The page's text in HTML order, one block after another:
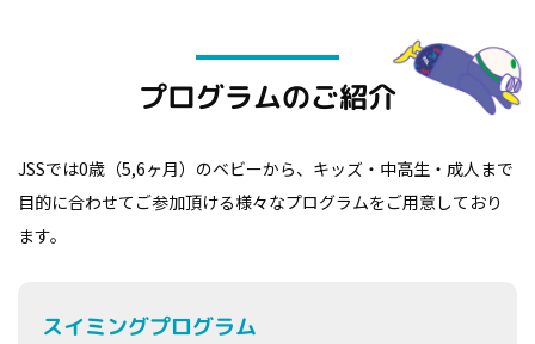
プログラムのご紹介
JSSでは0歳（5,6ヶ月）のベビーから、キッズ・中高生・成人まで
目的に合わせてご参加頂ける様々なプログラムをご用意しており
ます。
スイミングプログラム